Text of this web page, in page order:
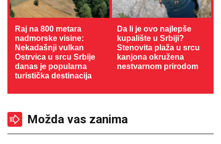
Raj na 800 metara
nadmorske visine:
Nekadašnji vulkan
Ostrvica u srcu Srbije
danas je popularna
turistička destinacija
Da li je ovo najlepše
kupalište u Srbiji?
Stenovita plaža u srcu
kanjona okružena
nestvarnom prirodom
Možda vas zanima